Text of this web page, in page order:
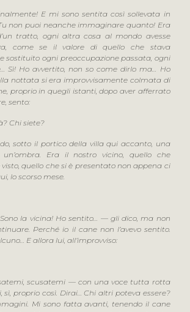
E mi sono sentita così sollevata in
non puoi neanche immaginare quanto! Era
tratto, ogni altra cosa al mondo avesse
come se il valore di quello che stava
sostituito ogni preoccupazione passata, ogni
Sì! Ho avvertito, non so come dirlo ma… Ho
nottata si era improvvisamente colmata di
proprio in quegli istanti, dopo aver afferrato
sento:
Chi siete?
sotto il portico della villa qui accanto, una
un’ombra. Era il nostro vicino, quello che
quello che si è presentato non appena ci
lo scorso mese.
la vicina! Ho sentito… — gli dico, ma non
Perché io il cane non l’avevo sentito.
E allora lui, all’improvviso:
scusatemi — con una voce tutta rotta
sì, proprio così. Dirai… Chi altri poteva essere?
Mi sono fatta avanti, tenendo il cane